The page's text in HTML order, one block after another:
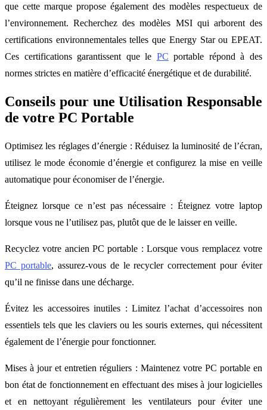
que cette marque propose également des modèles respectueux de
l’environnement. Recherchez des modèles MSI qui arborent des
certifications environnementales telles que Energy Star ou EPEAT.
Ces certifications garantissent que le PC portable répond à des
normes strictes en matière d’efficacité énergétique et de durabilité.
Conseils pour une Utilisation Responsable
de votre PC Portable
Optimisez les réglages d’énergie : Réduisez la luminosité de l’écran,
utilisez le mode économie d’énergie et configurez la mise en veille
automatique pour économiser de l’énergie.
Éteignez lorsque ce n’est pas nécessaire : Éteignez votre laptop
lorsque vous ne l’utilisez pas, plutôt que de le laisser en veille.
Recyclez votre ancien PC portable : Lorsque vous remplacez votre
PC portable, assurez-vous de le recycler correctement pour éviter
qu’il ne finisse dans une décharge.
Évitez les accessoires inutiles : Limitez l’achat d’accessoires non
essentiels tels que les claviers ou les souris externes, qui nécessitent
également de l’énergie pour fonctionner.
Mises à jour et entretien réguliers : Maintenez votre PC portable en
bon état de fonctionnement en effectuant des mises à jour logicielles
et en nettoyant régulièrement les ventilateurs pour éviter une